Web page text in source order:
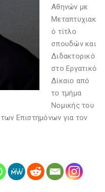
Αθηνών με
Μεταπτυχιακ
ό τίτλο
σπουδών και
Διδακτορικό
στο Εργατικό
Δίκαιο από
το τμήμα
Νομικής του
Επιστημόνων για τον